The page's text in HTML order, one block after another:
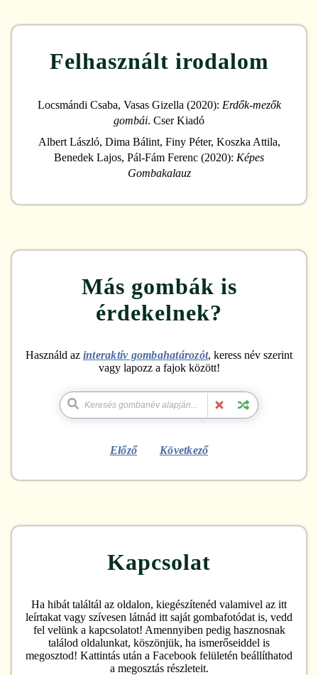
Felhasznált irodalom
Locsmándi Csaba, Vasas Gizella (2020): Erdők-mezők
gombái. Cser Kiadó
Albert László, Dima Bálint, Finy Péter, Koszka Attila,
Benedek Lajos, Pál-Fám Ferenc (2020): Képes
Gombakalauz
Más gombák is
érdekelnek?
Használd az interaktív gombahatározót, keress név szerint
vagy lapozz a fajok között!
Előző Következő
Kapcsolat
Ha hibát találtál az oldalon, kiegészítenéd valamivel az itt
leírtakat vagy szívesen látnád itt saját gombafotódat is, vedd
fel velünk a kapcsolatot! Amennyiben pedig hasznosnak
találod oldalunkat, köszönjük, ha ismerőseiddel is
megosztod! Kattintás után a Facebook felületén beállíthatod
a megosztás részleteit.